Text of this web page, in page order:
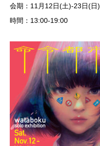
会期：11月12日(土)-23日(日)
時間：13:00-19:00